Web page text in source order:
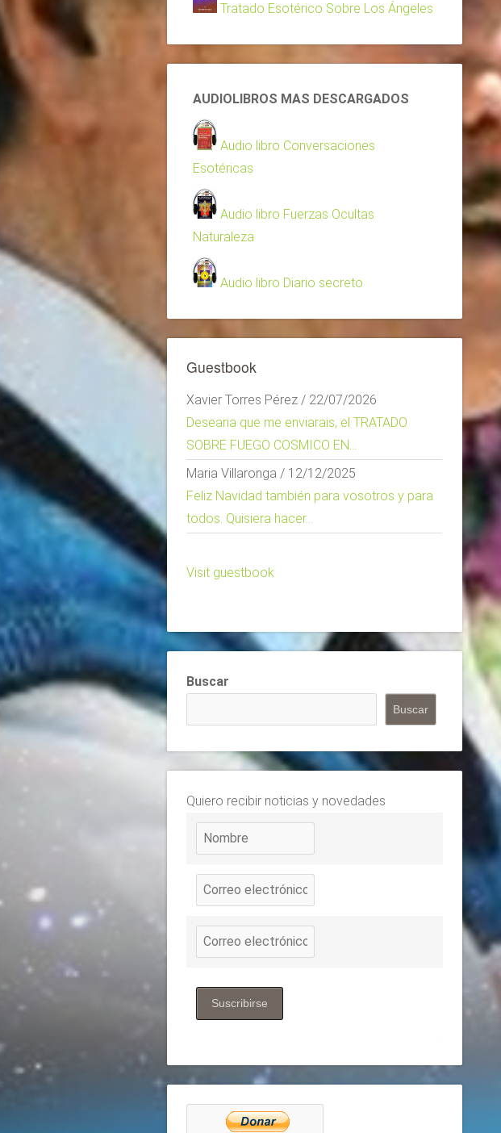
Tratado Esotérico Sobre Los Ángeles
AUDIOLIBROS MAS DESCARGADOS
Audio libro Conversaciones
Esotéricas
Audio libro Fuerzas Ocultas
Naturaleza
Audio libro Diario secreto
Guestbook
Xavier Torres Pérez / 22/07/2026
Desearia que me enviarais, el TRATADO
SOBRE FUEGO COSMICO EN...
Maria Villaronga / 12/12/2025
Feliz Navidad también para vosotros y para
todos. Quisiera hacer...
Visit guestbook
Buscar
Buscar
Quiero recibir noticias y novedades
Suscribirse